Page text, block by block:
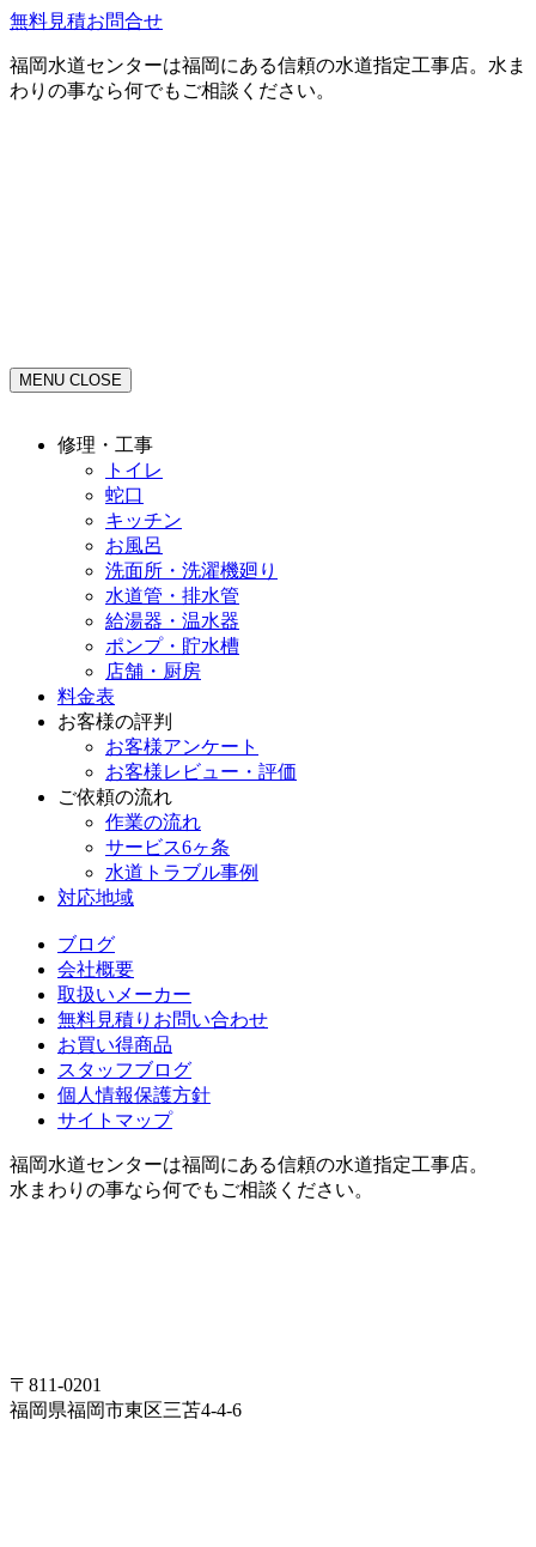
無料見積お問合せ
福岡水道センターは福岡にある信頼の水道指定工事店。水ま
わりの事なら何でもご相談ください。
MENU CLOSE
修理・工事
トイレ
蛇口
キッチン
お風呂
洗面所・洗濯機廻り
水道管・排水管
給湯器・温水器
ポンプ・貯水槽
店舗・厨房
料金表
お客様の評判
お客様アンケート
お客様レビュー・評価
ご依頼の流れ
作業の流れ
サービス6ヶ条
水道トラブル事例
対応地域
ブログ
会社概要
取扱いメーカー
無料見積りお問い合わせ
お買い得商品
スタッフブログ
個人情報保護方針
サイトマップ
福岡水道センターは福岡にある信頼の水道指定工事店。
水まわりの事なら何でもご相談ください。
〒811-0201
福岡県福岡市東区三苫4-4-6